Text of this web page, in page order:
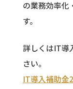
の業務効率化
す。
詳しくはIT導
さい。
IT導入補助金